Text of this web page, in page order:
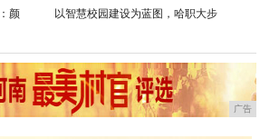
颜 以智慧校园建设为蓝图，哈职大步
广告